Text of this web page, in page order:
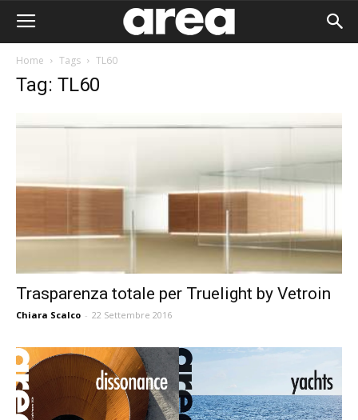
Home Tags TL60
Tag: TL60
Trasparenza totale per Truelight by Vetroin
Chiara Scalco - 22 Settembre 2016